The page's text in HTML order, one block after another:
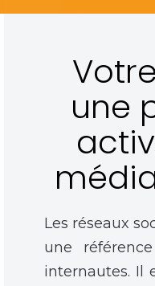
une
Les réseaux
une
internautes. Il